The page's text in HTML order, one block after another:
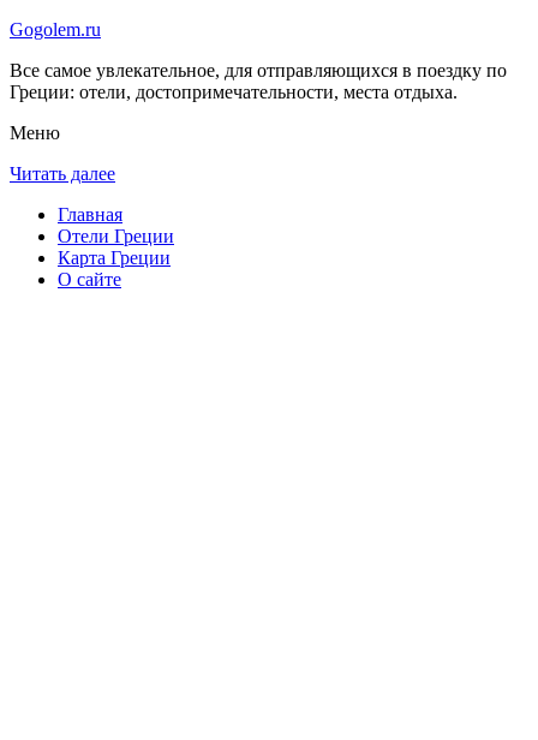
Gogolem.ru
Все самое увлекательное, для отправляющихся в поездку по
Греции: отели, достопримечательности, места отдыха.
Меню
Читать далее
Главная
Отели Греции
Карта Греции
О сайте